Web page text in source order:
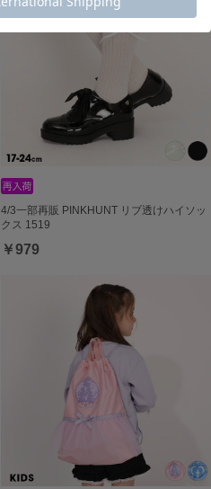
4/3一部再販 PINKHUNT リブ透けハイソッ
クス 1519
￥979